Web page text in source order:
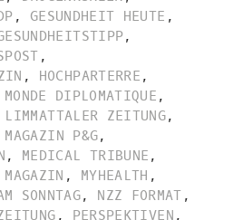
, GESUNDHEIT HEUTE ,
,
,
, HOCHPARTERRE ,
DIPLOMATIQUE ,
LIMMATTALER ZEITUNG,
MAGAZIN P&G,
, MEDICAL TRIBUNE ,
, MYHEALTH ,
SONNTAG, NZZ FORMAT ,
, PERSPEKTIVEN ,